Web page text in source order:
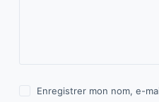
Enregistrer mon nom, e-